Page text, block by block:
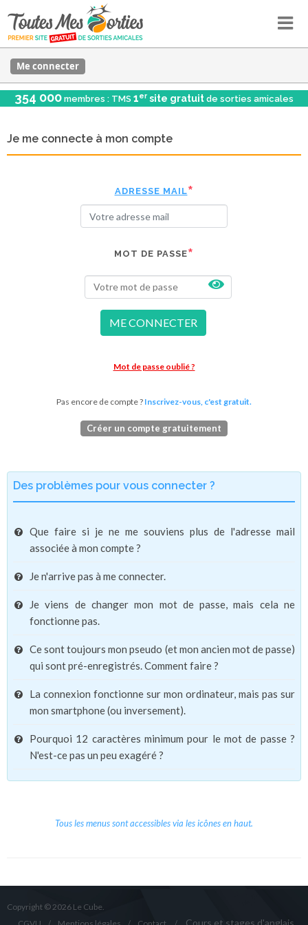
Me connecter
354 000 membres : TMS 1er site gratuit de sorties amicales
Je me connecte à mon compte
ADRESSE MAIL
MOT DE PASSE
ME CONNECTER
Mot de passe oublié ?
Pas encore de compte ? Inscrivez-vous, c'est gratuit.
Créer un compte gratuitement
Des problèmes pour vous connecter ?
Que faire si je ne me souviens plus de l'adresse mail
associée à mon compte ?
Je n'arrive pas à me connecter.
Je viens de changer mon mot de passe, mais cela ne
fonctionne pas.
Ce sont toujours mon pseudo (et mon ancien mot de passe)
qui sont pré-enregistrés. Comment faire ?
La connexion fonctionne sur mon ordinateur, mais pas sur
mon smartphone (ou inversement).
Pourquoi 12 caractères minimum pour le mot de passe ?
N'est-ce pas un peu exagéré ?
Tous les menus sont accessibles via les icônes en haut.
Copyright © 2026 Le Cube.
Cours et stages d'anglais